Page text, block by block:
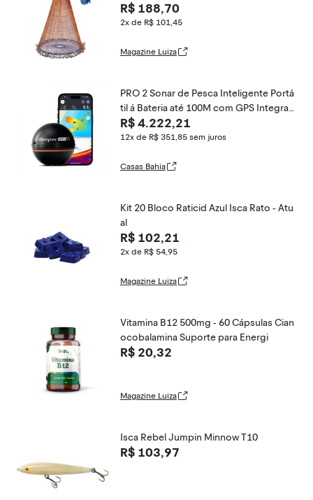
R$ 188,70
2x de R$ 101,45
Magazine Luiza
PRO 2 Sonar de Pesca Inteligente Portá
til á Bateria até 100M com GPS Integrad
o, DEEPER, Preto
R$ 4.222,21
12x de R$ 351,85 sem juros
Casas Bahia
Kit 20 Bloco Raticid Azul Isca Rato - Atu
al
R$ 102,21
2x de R$ 54,95
Magazine Luiza
Vitamina B12 500mg - 60 Cápsulas Cian
ocobalamina Suporte para Energi
R$ 20,32
Magazine Luiza
Isca Rebel Jumpin Minnow T10
R$ 103,97